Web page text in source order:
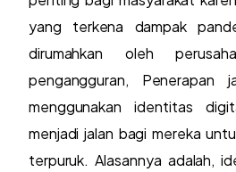
yang terkena dampak
dirumahkan oleh
pengangguran, Penerapan
menggunakan identitas
menjadi jalan bagi mereka
terpuruk. Alasannya adalah,